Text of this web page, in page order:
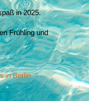
in 2025.
Frühling und
in Berlin